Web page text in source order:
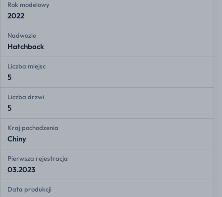
Rok modelowy
2022
Nadwozie
Hatchback
Liczba miejsc
5
Liczba drzwi
5
Kraj pochodzenia
Chiny
Pierwsza rejestracja
03.2023
Data produkcji